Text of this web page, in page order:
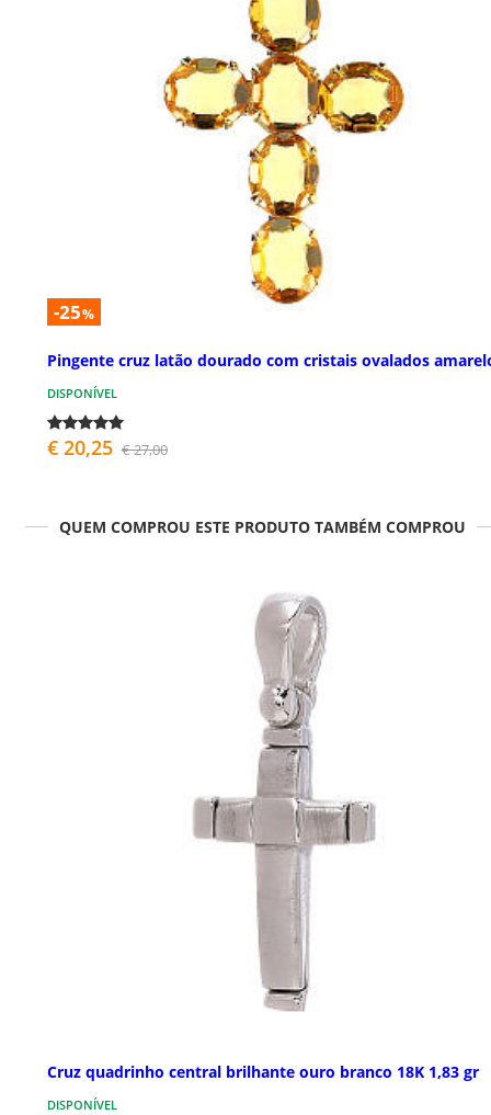
-25%
Pingente cruz latão dourado com cristais ovalados
DISPONÍVEL
€ 20,25 € 27,00
QUEM COMPROU ESTE PRODUTO TAMBÉM COMPROU
Cruz quadrinho central brilhante ouro branco 18K 1,83 gr
DISPONÍVEL